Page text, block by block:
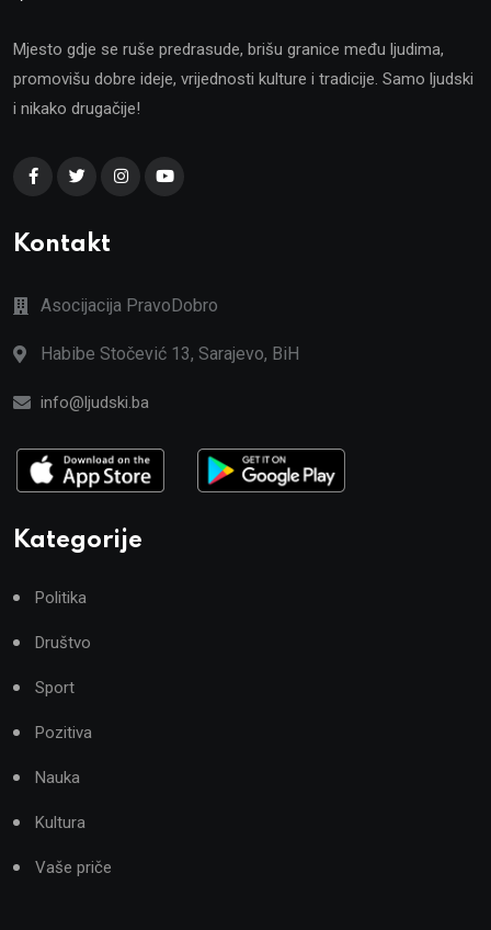
Mjesto gdje se ruše predrasude, brišu granice među ljudima,
promovišu dobre ideje, vrijednosti kulture i tradicije. Samo ljudski
i nikako drugačije!
Kontakt
Asocijacija PravoDobro
Habibe Stočević 13, Sarajevo, BiH
info@ljudski.ba
Kategorije
Politika
Društvo
Sport
Pozitiva
Nauka
Kultura
Vaše priče